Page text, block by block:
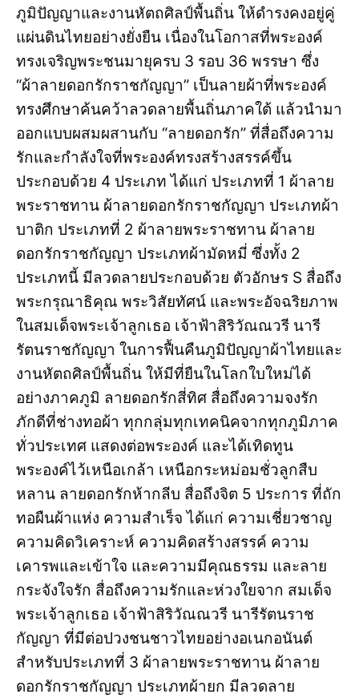
ภูมิปัญญาและงานหัตถศิลป์พื้นถิ่น ให้ดำรงคงอยู่คู่
แผ่นดินไทยอย่างยั่งยืน เนื่องในโอกาสที่พระองค์
ทรงเจริญพระชนมายุครบ 3 รอบ 36 พรรษา ซึ่ง
“ผ้าลายดอกรักราชกัญญา” เป็นลายผ้าที่พระองค์
ทรงศึกษาค้นคว้าลวดลายพื้นถิ่นภาคใต้ แล้วนำมา
ออกแบบผสมผสานกับ “ลายดอกรัก” ที่สื่อถึงความ
รักและกำลังใจที่พระองค์ทรงสร้างสรรค์ขึ้น
ประกอบด้วย 4 ประเภท ได้แก่ ประเภทที่ 1 ผ้าลาย
พระราชทาน ผ้าลายดอกรักราชกัญญา ประเภทผ้า
บาติก ประเภทที่ 2 ผ้าลายพระราชทาน ผ้าลาย
ดอกรักราชกัญญา ประเภทผ้ามัดหมี่ ซึ่งทั้ง 2
ประเภทนี้ มีลวดลายประกอบด้วย ตัวอักษร S สื่อถึง
พระกรุณาธิคุณ พระวิสัยทัศน์ และพระอัจฉริยภาพ
ในสมเด็จพระเจ้าลูกเธอ เจ้าฟ้าสิริวัณณวรี นารี
รัตนราชกัญญา ในการฟื้นคืนภูมิปัญญาผ้าไทยและ
งานหัตถศิลป์พื้นถิ่น ให้มีที่ยืนในโลกใบใหม่ได้
อย่างภาคภูมิ ลายดอกรักสี่ทิศ สื่อถึงความจงรัก
ภักดีที่ช่างทอผ้า ทุกกลุ่มทุกเทคนิคจากทุกภูมิภาค
ทั่วประเทศ แสดงต่อพระองค์ และได้เทิดทูน
พระองค์ไว้เหนือเกล้า เหนือกระหม่อมชั่วลูกสืบ
หลาน ลายดอกรักห้ากลีบ สื่อถึงจิต 5 ประการ ที่ถัก
ทอผืนผ้าแห่ง ความสำเร็จ ได้แก่ ความเชี่ยวชาญ
ความคิดวิเคราะห์ ความคิดสร้างสรรค์ ความ
เคารพและเข้าใจ และความมีคุณธรรม และลาย
กระจังใจรัก สื่อถึงความรักและห่วงใยจาก สมเด็จ
พระเจ้าลูกเธอ เจ้าฟ้าสิริวัณณวรี นารีรัตนราช
กัญญา ที่มีต่อปวงชนชาวไทยอย่างอเนกอนันต์
สำหรับประเภทที่ 3 ผ้าลายพระราชทาน ผ้าลาย
ดอกรักราชกัญญา ประเภทผ้ายก มีลวดลาย